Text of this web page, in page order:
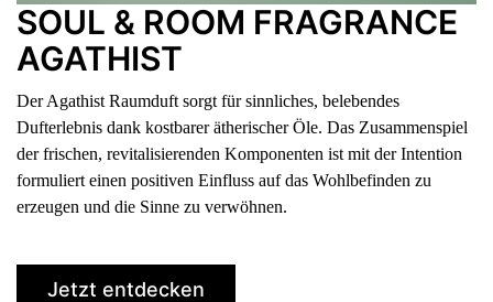
SOUL & ROOM FRAGRANCE
AGATHIST
Der Agathist Raumduft sorgt für sinnliches, belebendes
Dufterlebnis dank kostbarer ätherischer Öle. Das Zusammenspiel
der frischen, revitalisierenden Komponenten ist mit der Intention
formuliert einen positiven Einfluss auf das Wohlbefinden zu
erzeugen und die Sinne zu verwöhnen.
Jetzt entdecken